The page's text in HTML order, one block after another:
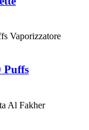
Puffs